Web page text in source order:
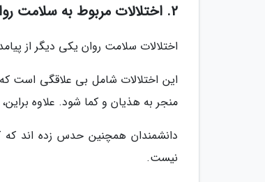
2. اختلالات مربوط به سلامت روان
اختلالات سلامت روان یکی دیگر از
این اختلالات شامل بی علاقگی
منجر به هذیان و کما شود. علاوه
دانشمندان همچنین حدس زده اند
نیست.